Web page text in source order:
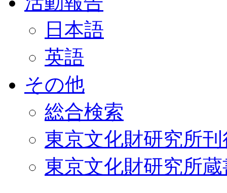
日本語
英語
その他
総合検索
東京文化財研究所
東京文化財研究所